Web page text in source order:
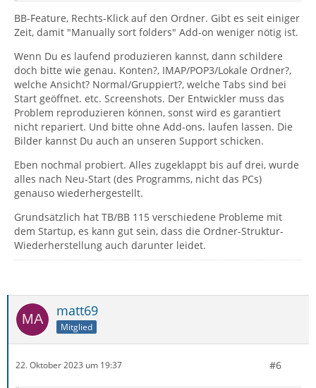
BB-Feature, Rechts-Klick auf den Ordner. Gibt es seit einiger
Zeit, damit "Manually sort folders" Add-on weniger nötig ist.
Wenn Du es laufend produzieren kannst, dann schildere
doch bitte wie genau. Konten?, IMAP/POP3/Lokale Ordner?,
welche Ansicht? Normal/Gruppiert?, welche Tabs sind bei
Start geöffnet. etc. Screenshots. Der Entwickler muss das
Problem reproduzieren können, sonst wird es garantiert
nicht repariert. Und bitte ohne Add-ons. laufen lassen. Die
Bilder kannst Du auch an unseren Support schicken.
Eben nochmal probiert. Alles zugeklappt bis auf drei, wurde
alles nach Neu-Start (des Programms, nicht das PCs)
genauso wiederhergestellt.
Grundsätzlich hat TB/BB 115 verschiedene Probleme mit
dem Startup, es kann gut sein, dass die Ordner-Struktur-
Wiederherstellung auch darunter leidet.
matt69
Mitglied
22. Oktober 2023 um 19:37 #6